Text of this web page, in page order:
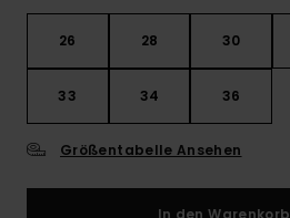
26 28 30
33 34 36
Größentabelle Ansehen